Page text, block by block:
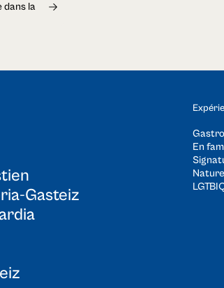
dans la
Gasteiz
En
Nature